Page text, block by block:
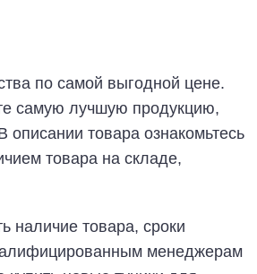
по самой выгодной цене.
самую лучшую продукцию,
описании товара ознакомьтесь
товара на складе,
наличие товара, сроки
менеджерам